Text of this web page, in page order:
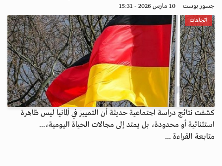
جسور بوست 10 مارس 2026 - 15:31
اتجاهات
كشفت نتائج دراسة اجتماعية حديثة أن التمييز في ألمانيا ليس ظاهرة
استثنائية أو محدودة، بل يمتد إلى مجالات الحياة اليومية،...
متابعة القراءة ...